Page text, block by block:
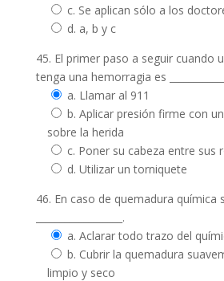
c. Se aplican sólo a los
d. a, b y c
45. El primer paso a seguir cuando
tenga una hemorragia es
a. Llamar al 911
b. Aplicar presión firme con
sobre la herida
c. Poner su cabeza entre sus
d. Utilizar un torniquete
46. En caso de quemadura química
__________________.
a. Aclarar todo trazo del
b. Cubrir la quemadura
limpio y seco